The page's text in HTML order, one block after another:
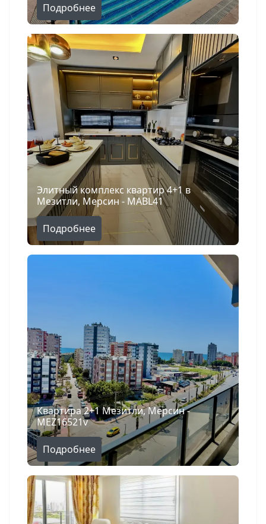
Поиск
Подробнее
Элитный комплекс квартир 4+1 в
Мезитли, Мерсин - MABL41
Подробнее
Квартира 2+1 Мезитли, Мерсин -
MEZ16521v
Подробнее